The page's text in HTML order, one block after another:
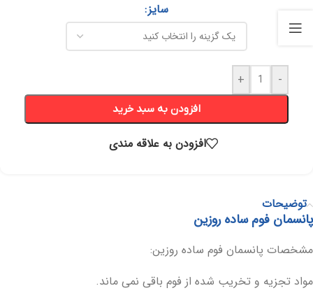
سایز
-
+
افزودن به سبد خرید
افزودن به علاقه مندی
توضیحات
پانسمان فوم ساده روزین
مشخصات پانسمان فوم ساده روزین:
مواد تجزیه و تخریب شده از فوم باقی نمی ماند.